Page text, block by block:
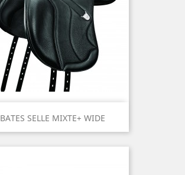
BATES SELLE MIXTE+ WIDE